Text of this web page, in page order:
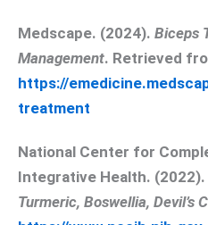
Medscape. (2024). Biceps
Management. Retrieved
https://
treatment
National Center for
Integrative Health. (2022).
Turmeric, Boswellia, Devil’s